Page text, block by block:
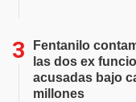
Fentanilo
las dos ex
acusadas bajo
millones